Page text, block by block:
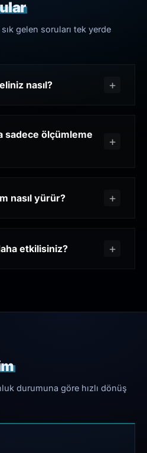
gelen soruları tek yerde
nasıl?
sadece ölçümleme
nasıl yürür?
etkilisiniz?
durumuna göre hızlı dönüş